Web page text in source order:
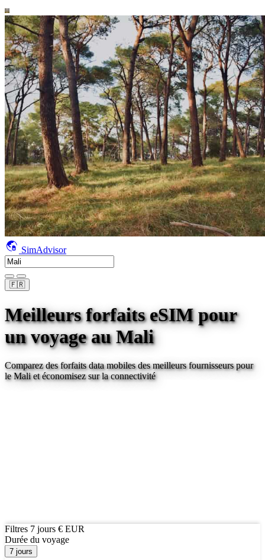
SimAdvisor
🇫🇷
Meilleurs forfaits eSIM pour
un voyageau Mali
Comparez des forfaits data mobiles des meilleurs fournisseurs pour
le Maliet économisez sur la connectivité
Filtres 7 jours € EUR
Durée du voyage
7 jours